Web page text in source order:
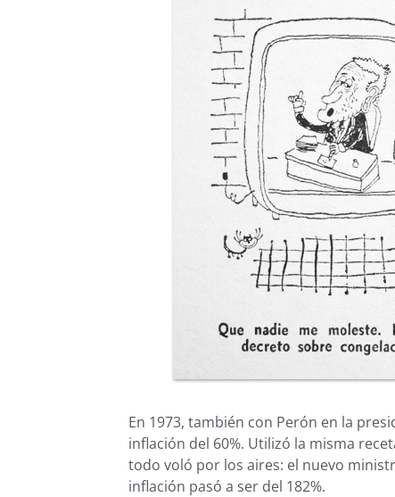
En 1973, también con Perón en la
inflación del 60%. Utilizó la misma
todo voló por los aires: el nuevo
inflación pasó a ser del 182%.